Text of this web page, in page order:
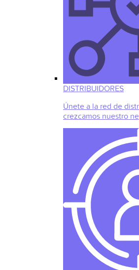
DISTRIBUIDORES
Únete a la red de
crezcamos nuestro